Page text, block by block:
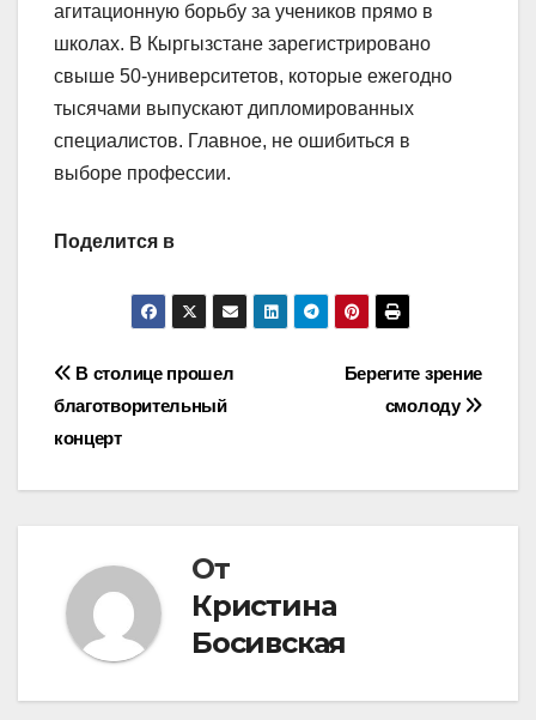
агитационную борьбу за учеников прямо в
школах. В Кыргызстане зарегистрировано
свыше 50-университетов, которые ежегодно
тысячами выпускают дипломированных
специалистов. Главное, не ошибиться в
выборе профессии.
Поделится в
Навигация
по
записям
Берегите зрение
смолоду
В столице прошел
благотворительный
концерт
От
Кристина
Босивская